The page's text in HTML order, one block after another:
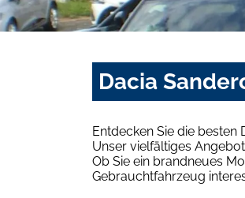
Dacia
Entdecken Sie die
Unser vielfältiges
Ob Sie ein brandneues
Gebrauchtfahrzeug